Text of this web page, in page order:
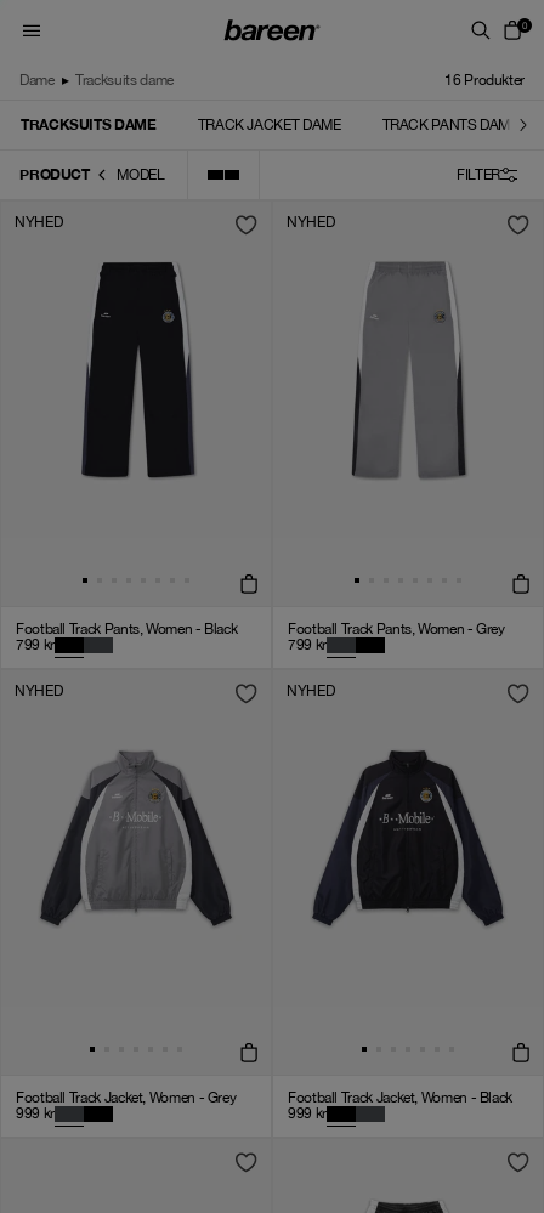
0
Dame ▸ Tracksuits dame 16 Produkter
TRACKSUITS DAME TRACK JACKET DAME TRACK PANTS DAME
PRODUCT MODEL FILTER
NYHED
Football Track Pants, Women - Black
799 kr
NYHED
Football Track Pants, Women - Grey
799 kr
NYHED
Football Track Jacket, Women - Grey
999 kr
NYHED
Football Track Jacket, Women - Black
999 kr